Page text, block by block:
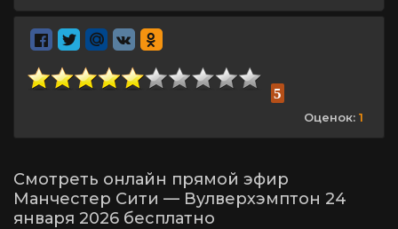
Смотреть онлайн прямой эфир
Манчестер Сити — Вулверхэмптон 24
января 2026 бесплатно
5
Оценок: 1